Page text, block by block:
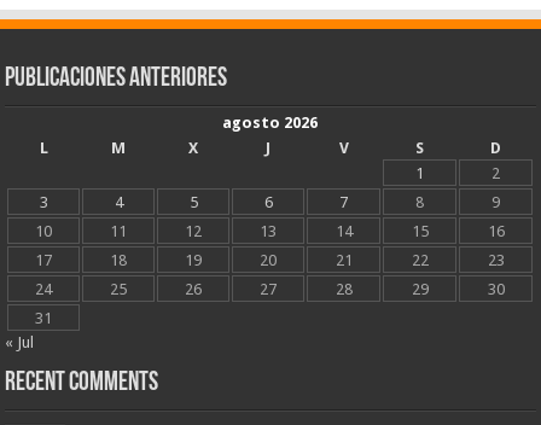
Publicaciones Anteriores
agosto 2026
L
M X J V S
D
1
2
3
4 5 6 7 8
9
10
11 12 13 14 15
16
17
18 19 20 21 22
23
24
25 26 27 28 29
30
31
« Jul
Recent Comments